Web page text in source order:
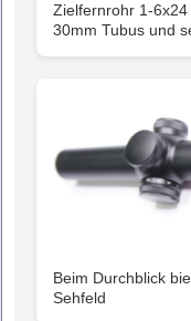
Zielfernrohr 1-
30mm Tubus und
Beim Durchblick
Sehfeld